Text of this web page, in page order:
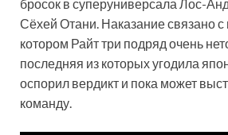
бросок в суперуниверсала Лос-
Сёхей Отани. Наказание связано с
котором Райт три подряд очень
последняя из которых угодила
оспорил вердикт и пока может
команду.